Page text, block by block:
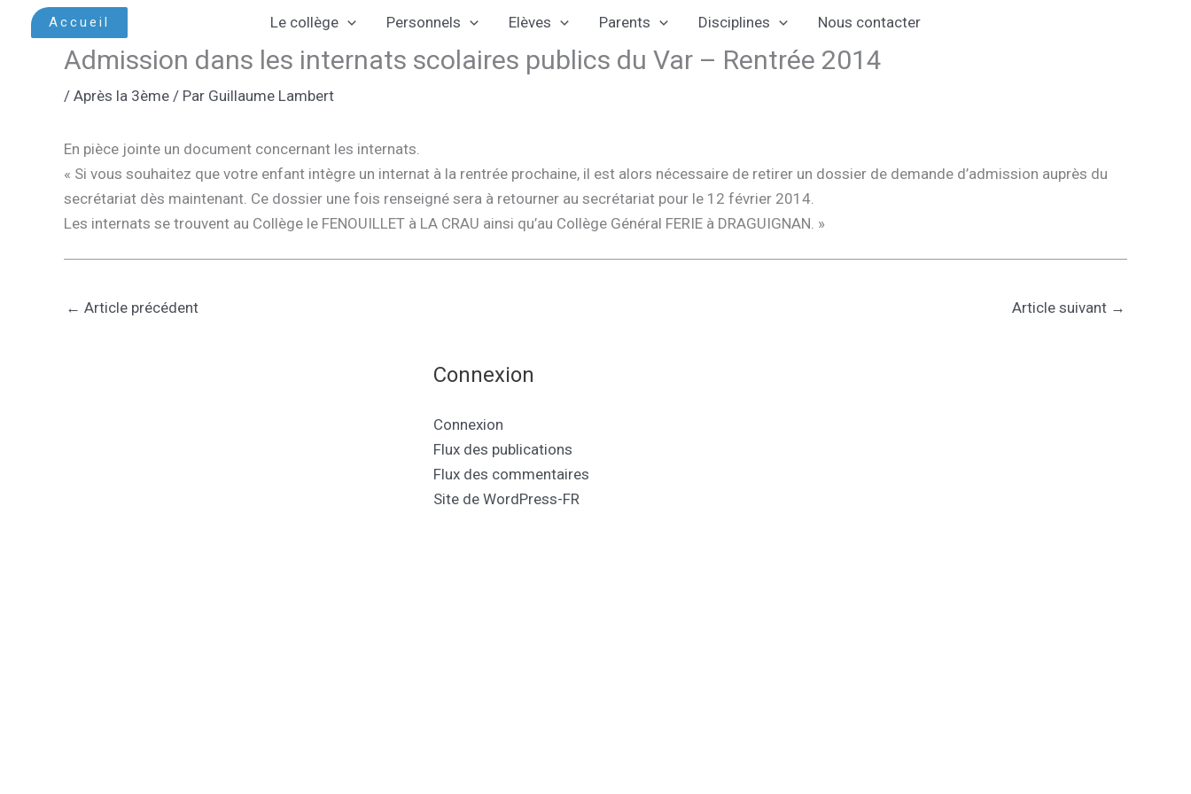
Accueil Le collège Personnels Elèves Parents Disciplines Nous contacter
Admission dans les internats scolaires publics du Var – Rentrée 2014
/ Après la 3ème / Par Guillaume Lambert
En pièce jointe un document concernant les internats.
« Si vous souhaitez que votre enfant intègre un internat à la rentrée prochaine, il est alors nécessaire de retirer un dossier de demande d’admission auprès du
secrétariat dès maintenant. Ce dossier une fois renseigné sera à retourner au secrétariat pour le 12 février 2014.
Les internats se trouvent au Collège le FENOUILLET à LA CRAU ainsi qu’au Collège Général FERIE à DRAGUIGNAN. »
← Article précédent Article suivant →
Connexion
Connexion
Flux des publications
Flux des commentaires
Site de WordPress-FR